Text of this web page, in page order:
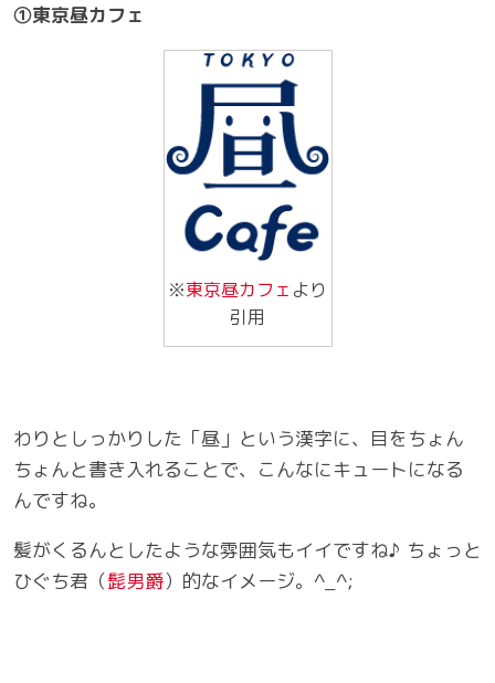
①東京昼カフェ
※東京昼カフェ より
引用
わりとしっかりした「昼」という漢字に、目をちょん
ちょんと書き入れることで、こんなにキュートになる
んですね。
髪がくるんとしたような雰囲気もイイですね♪ ちょっと
ひぐち君（髭男爵）的なイメージ。^_^;